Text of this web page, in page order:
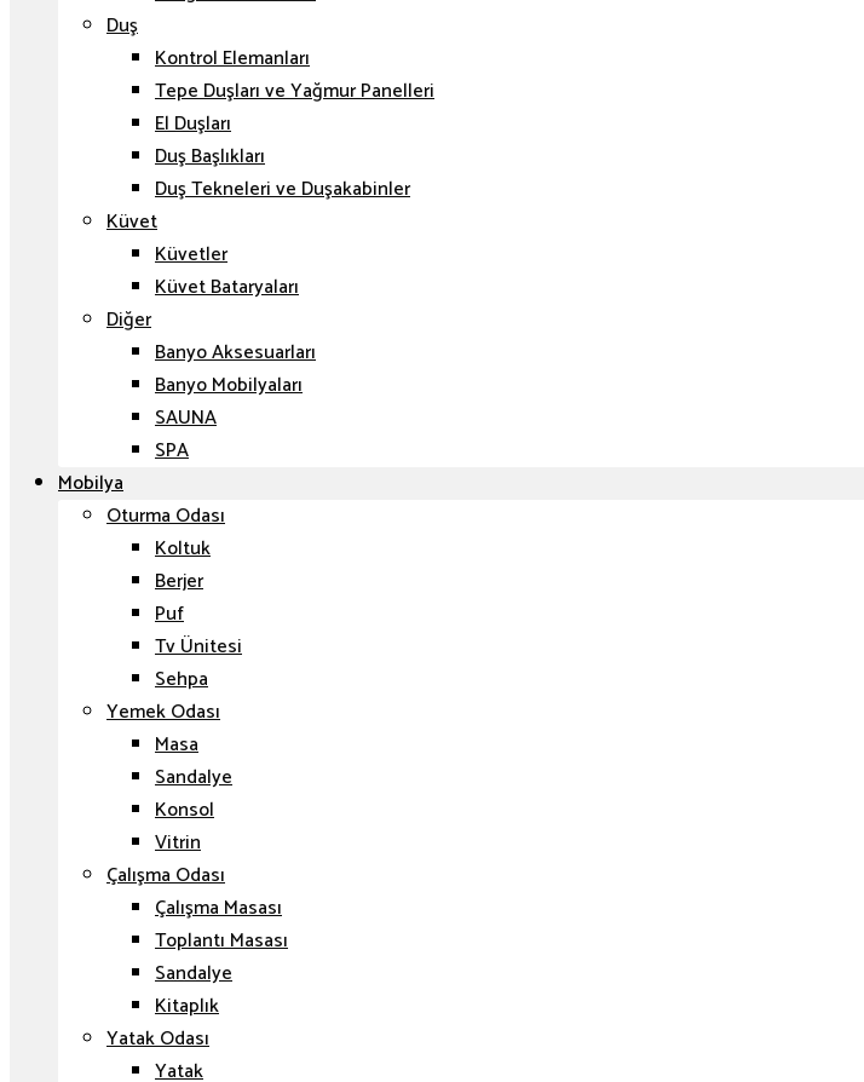
Duş
Kontrol Elemanları
Tepe Duşları ve Yağmur Panelleri
El Duşları
Duş Başlıkları
Duş Tekneleri ve Duşakabinler
Küvet
Küvetler
Küvet Bataryaları
Diğer
Banyo Aksesuarları
Banyo Mobilyaları
SAUNA
SPA
Mobilya
Oturma Odası
Koltuk
Berjer
Puf
Tv Ünitesi
Sehpa
Yemek Odası
Masa
Sandalye
Konsol
Vitrin
Çalışma Odası
Çalışma Masası
Toplantı Masası
Sandalye
Kitaplık
Yatak Odası
Yatak